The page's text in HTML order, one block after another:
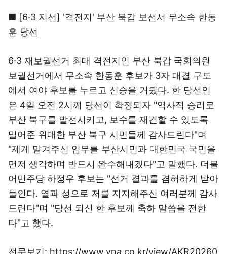
■ [6·3 지선] '격전지' 부산 북갑 보선서 무소속 한동
훈 당선
6·3 재보궐선거 최대 격전지인 부산 북갑 국회의원
보궐선거에서 무소속 한동훈 후보가 3자 대결 구도
에서 여야 후보를 누르고 신승을 거뒀다. 한 당선인
은 4일 오전 2시께 당선이 확정되자 "역사적 승리로
부산 북구를 발전시키고, 보수를 재건할 수 있도록
밀어준 위대한 부산 북구 시민들께 감사드린다"며
"제게 맡겨주신 임무를 부산시민과 대한민국 국민을
먼저 생각하며 반드시 완수해내겠다"고 말했다. 더불
어민주당 하정우 후보는 "선거 결과를 겸허하게 받아
들인다. 열과 성으로 저를 지지해주신 여러분께 감사
드린다"며 "당선 되신 한 후보께 축하 말씀을 전한
다"고 했다.
전문보기: https://www.yna.co.kr/view/AKR20260